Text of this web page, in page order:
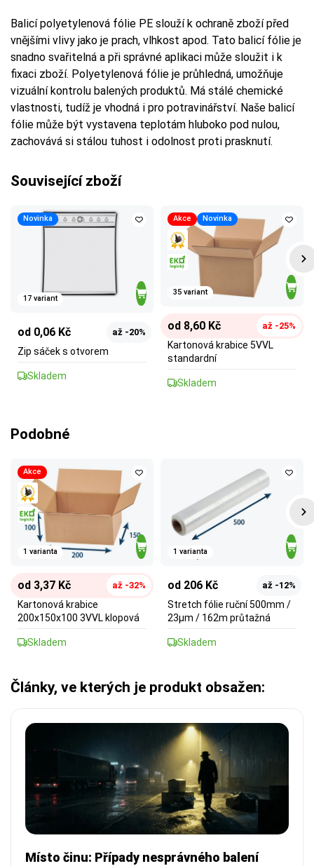
Balicí polyetylenová fólie PE slouží k ochraně zboží před
vnějšími vlivy jako je prach, vlhkost apod. Tato balicí fólie je
snadno svařitelná a při správné aplikaci může sloužit i k
fixaci zboží. Polyetylenová fólie je průhledná, umožňuje
vizuální kontrolu balených produktů. Má stálé chemické
vlastnosti, tudíž je vhodná i pro potravinářství. Naše balicí
fólie může být vystavena teplotám hluboko pod nulou,
zachovává si stálou tuhost i odolnost proti prasknutí.
Související zboží
Novinka
17 variant
od 0,06 Kč až -20%
Zip sáček s otvorem
Skladem
Akce Novinka
35 variant
od 8,60 Kč až -25%
Kartonová krabice 5VVL
standardní
Skladem
Podobné
Akce
1 varianta
od 3,37 Kč až -32%
Kartonová krabice
200x150x100 3VVL klopová
Skladem
1 varianta
od 206 Kč až -12%
Stretch fólie ruční 500mm /
23µm / 162m průtažná
Skladem
Články, ve kterých je produkt obsažen:
Místo činu: Případy nesprávného balení